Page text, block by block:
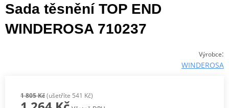
Sada těsnění TOP END
WINDEROSA 710237
Výrobce:
WINDEROSA
1 805 Kč(ušetříte 541 Kč)